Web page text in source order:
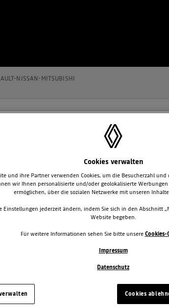
NISSAN-MITSUBISHI
SICH MERKLICH RUND
Cookies verwalten
und ihre Partner verwenden Cookies, um die Besucherzahl
wir Ihnen personalisierte und/oder geolokalisierte
ermöglichen, über die sozialen Netzwerke mit unseren
Einstellungen jederzeit ändern, indem Sie sich in den Abschnitt
Website begeben.
Für weitere Informationen sehen Sie bitte unsereCookies-
Impressum
Datenschutz
Cookies